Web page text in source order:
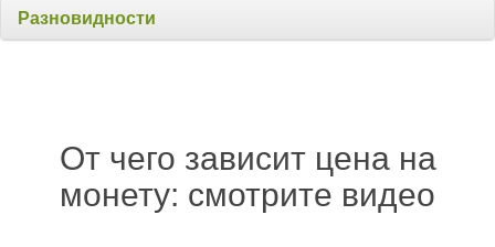
Разновидности
От чего зависит цена на
монету: смотрите видео